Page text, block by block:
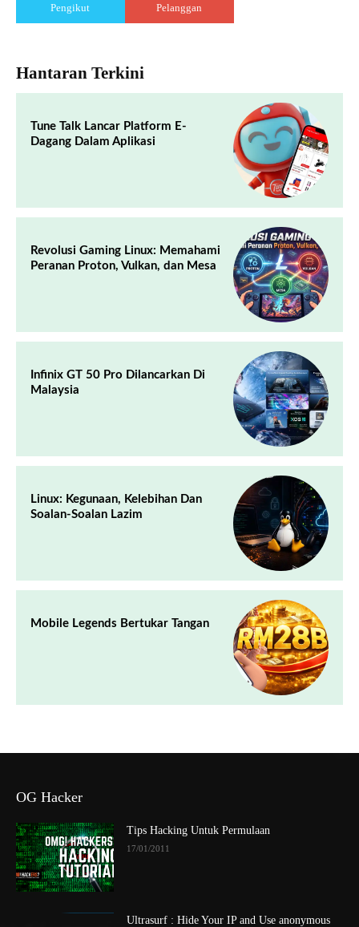
Pengikut Pelanggan
Hantaran Terkini
Tune Talk Lancar Platform E-
Dagang Dalam Aplikasi
Revolusi Gaming Linux: Memahami
Peranan Proton, Vulkan, dan Mesa
Infinix GT 50 Pro Dilancarkan Di
Malaysia
Linux: Kegunaan, Kelebihan Dan
Soalan-Soalan Lazim
Mobile Legends Bertukar Tangan
OG Hacker
Tips Hacking Untuk Permulaan
17/01/2011
Ultrasurf : Hide Your IP and Use anonymous